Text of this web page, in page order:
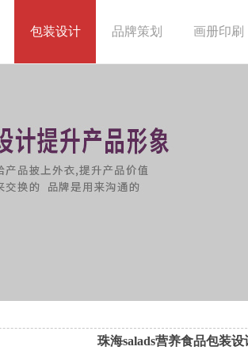
珠海salads营养食品包装设
包装设计 品牌策划 画册印刷